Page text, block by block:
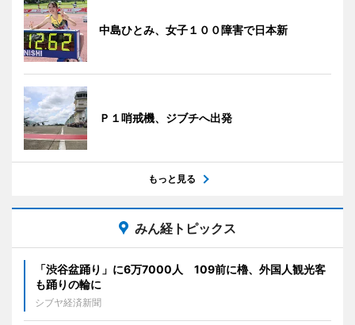
中島ひとみ、女子１００障害で日本新
Ｐ１哨戒機、ジブチへ出発
もっと見る
みん経トピックス
「渋谷盆踊り」に6万7000人 109前に櫓、外国人観光客
も踊りの輪に
シブヤ経済新聞